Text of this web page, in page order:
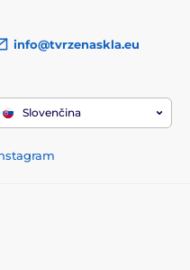
info@tvrzenaskla.eu
Slovenčina